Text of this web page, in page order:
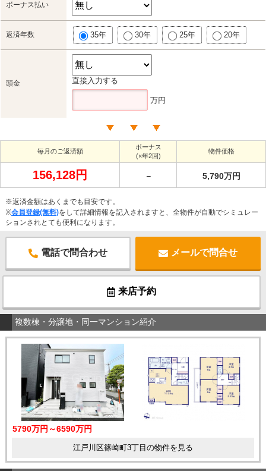
ボーナス払い
返済年数 35年 30年 25年 20年
頭金 直接入力する
万円
毎月のご返済額
ボーナス
(×年2回)
物件価格
156,128円 － 5,790万円
※返済金額はあくまでも目安です。
※会員登録(無料)をして詳細情報を記入されますと、全物件が自動でシミュレー
ションされとても便利になります。
電話で問合わせ メールで問合せ
来店予約
複数棟・分譲地・同一マンション紹介
5790万円～6590万円
江戸川区篠崎町3丁目の物件を見る